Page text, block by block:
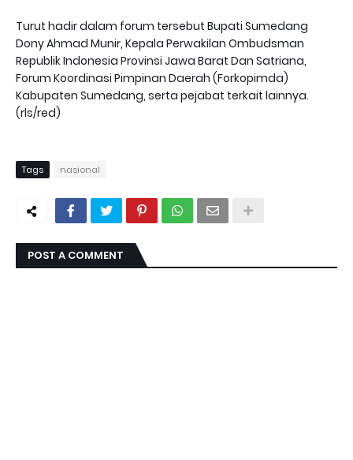
Turut hadir dalam forum tersebut Bupati Sumedang
Dony Ahmad Munir, Kepala Perwakilan Ombudsman
Republik Indonesia Provinsi Jawa Barat Dan Satriana,
Forum Koordinasi Pimpinan Daerah (Forkopimda)
Kabupaten Sumedang, serta pejabat terkait lainnya.
(rls/red)
Tags nasional
POST A COMMENT